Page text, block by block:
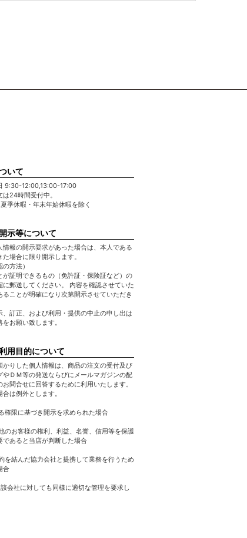
いて
9:30-12:00,13:00-17:00
24時間受付中。
季休暇・年末年始休暇を除く
示等について
情報の開示要求があった場合は、本人である
場合に限り開示します。
の方法）
が証明できるもの（免許証・保険証など）の
に郵送してください。 内容を確認させていた
ることが明確になり次第開示させていただき
、訂正、および利用・提供の中止の申し出は
お願い致します。
用目的について
かりした個人情報は、商品の注文の受付及び
やＤＭ等の発送ならびにメールマガジンの配
問合せに回答するために利用いたします。
は例外とします。
権限に基づき開示を求められた場合
のお客様の権利、利益、名誉、信用等を保護
であると当店が判断した場合
を結んだ協力会社と提携して業務を行うため
合
会社に対しても同様に適切な管理を要求し